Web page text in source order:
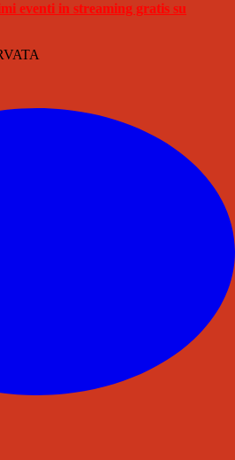
eventi in streaming gratis su